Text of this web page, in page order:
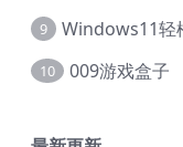
9 Windows11轻
10 009游戏盒子